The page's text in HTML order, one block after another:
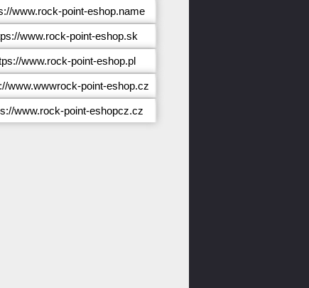
www.rock-point-eshop.name
www.rock-point-eshop.sk
www.rock-point-eshop.pl
www.wwwrock-point-eshop.cz
www.rock-point-eshopcz.cz